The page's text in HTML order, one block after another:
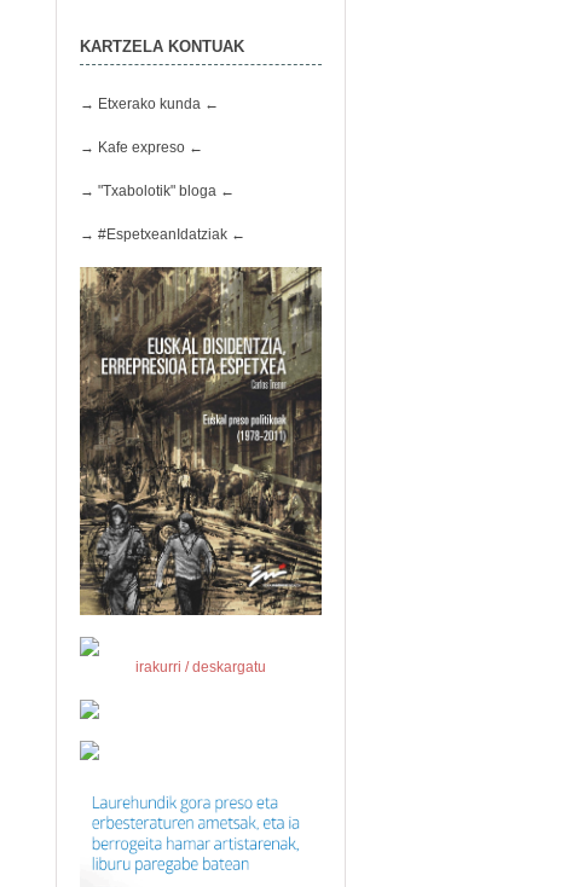
KARTZELA KONTUAK
→ Etxerako kunda ←
→ Kafe expreso ←
→ "Txabolotik" bloga ←
→ #EspetxeanIdatziak ←
irakurri / deskargatu